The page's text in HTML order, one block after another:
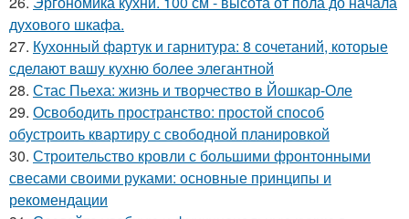
духового шкафа.
27. Кухонный фартук и гарнитура: 8 сочетаний, которые
сделают вашу кухню более элегантной
28. Стас Пьеха: жизнь и творчество в Йошкар-Оле
29. Освободить пространство: простой способ
обустроить квартиру с свободной планировкой
30. Строительство кровли с большими фронтонными
свесами своими руками: основные принципы и
рекомендации